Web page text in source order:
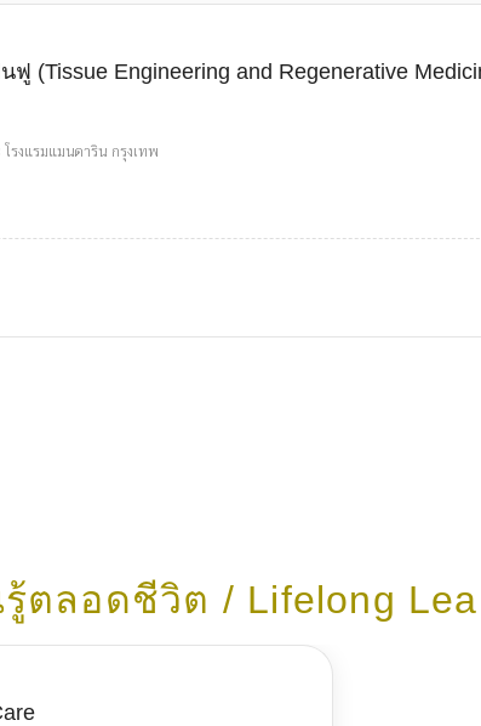
(Tissue Engineering and Regenerative
รงแรมแมนดาริน กรุงเทพ
รู้ตลอดชีวิต / Lifelong